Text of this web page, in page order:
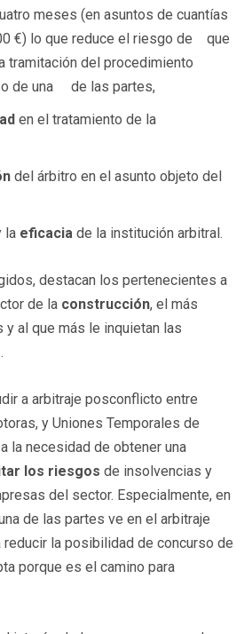
meses (en asuntos de cuantías
€) lo que reduce el riesgo de que
tramitación del procedimiento
de una de las partes,
en el tratamiento de la
del árbitro en el asunto objeto del
la eficacia de la institución arbitral.
destacan los pertenecientes a
de la construcción, el más
al que más le inquietan las
a arbitraje posconflicto entre
y Uniones Temporales de
la necesidad de obtener una
los riesgos de insolvencias y
del sector. Especialmente, en
de las partes ve en el arbitraje
reducir la posibilidad de concurso de
porque es el camino para